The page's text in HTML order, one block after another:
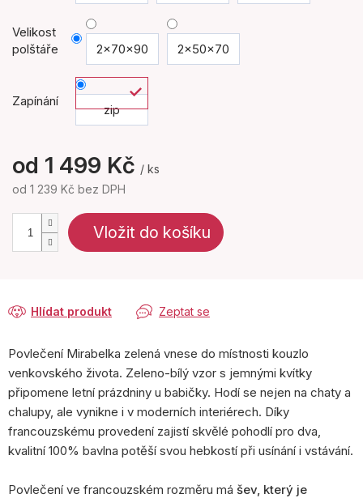
Velikost
polštáře
2x70x90 2x50x70
Zapínání
zip
od 1 499 Kč / ks
od 1 239 Kč bez DPH
Vložit do košíku
Zeptat se
Hlídat produkt
Povlečení Mirabelka zelená vnese do místnosti kouzlo
venkovského života. Zeleno-bílý vzor s jemnými kvítky
připomene letní prázdniny u babičky. Hodí se nejen na chaty a
chalupy, ale vynikne i v moderních interiérech. Díky
francouzskému provedení zajistí skvělé pohodlí pro dva,
kvalitní 100% bavlna potěší svou hebkostí při usínání i vstávání.
Povlečení ve francouzském rozměru má šev, který je